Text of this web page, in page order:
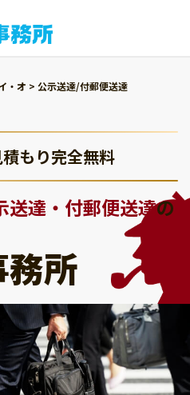
・オ > 公示送達/付郵便送達
もり完全無料
送達・付郵便送達の
所